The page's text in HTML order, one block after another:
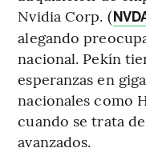
Nvidia Corp. (
alegando
nacional. Pekín
esperanzas en
nacionales como
cuando se trata
avanzados.